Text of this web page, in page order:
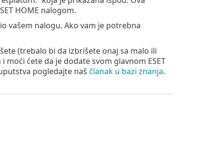
HOME nalogom.
vašem nalogu. Ako vam je potrebna
(trebalo bi da izbrišete onaj sa malo ili
ćete da je dodate svom glavnom ESET
pogledajte naš članak u bazi znanja.